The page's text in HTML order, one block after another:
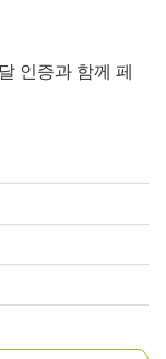
인증과 함께 페